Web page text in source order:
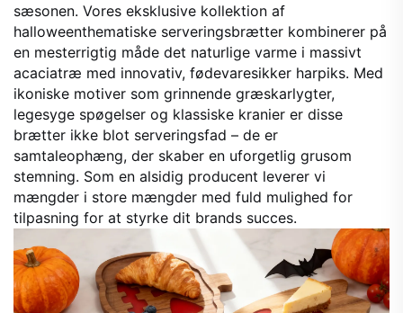
sæsonen. Vores eksklusive kollektion af
halloweenthematiske serveringsbrætter kombinerer på
en mesterrigtig måde det naturlige varme i massivt
acaciatræ med innovativ, fødevaresikker harpiks. Med
ikoniske motiver som grinnende græskarlygter,
legesyge spøgelser og klassiske kranier er disse
brætter ikke blot serveringsfad – de er
samtaleophæng, der skaber en uforgetlig grusom
stemning. Som en alsidig producent leverer vi
mængder i store mængder med fuld mulighed for
tilpasning for at styrke dit brands succes.